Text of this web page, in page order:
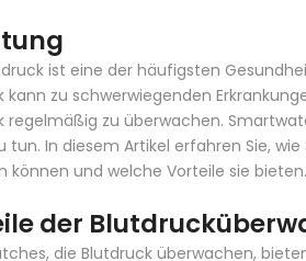
ist eine der häufigsten
kann zu schwerwiegenden
regelmäßig zu überwachen.
tun. In diesem Artikel erfahren Sie,
können und welche Vorteile sie bieten.
der
die Blutdruck überwachen,